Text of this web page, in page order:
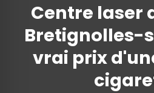
Centre laser
Bretignolles-
vrai prix